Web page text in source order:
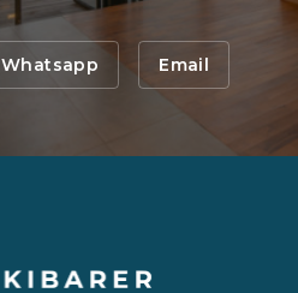
Whatsapp Email